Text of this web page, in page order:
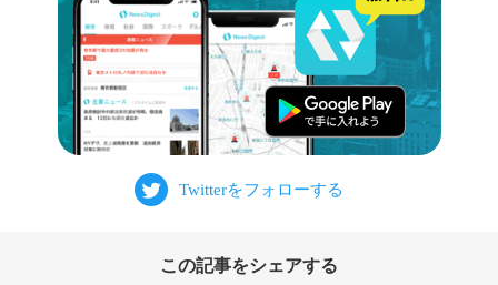
この記事をシェアする